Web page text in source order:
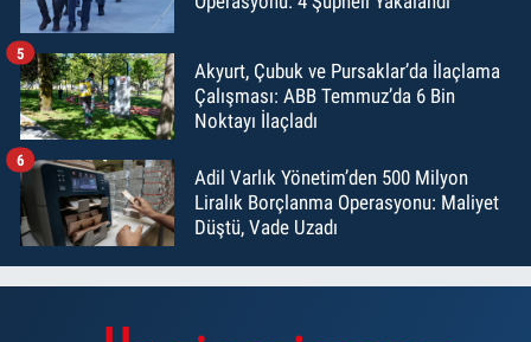
Akyurt, Çubuk ve Pursaklar’da İlaçlama
Çalışması: ABB Temmuz’da 6 Bin
Noktayı İlaçladı
5
Adil Varlık Yönetim’den 500 Milyon
Liralık Borçlanma Operasyonu: Maliyet
Düştü, Vade Uzadı
6